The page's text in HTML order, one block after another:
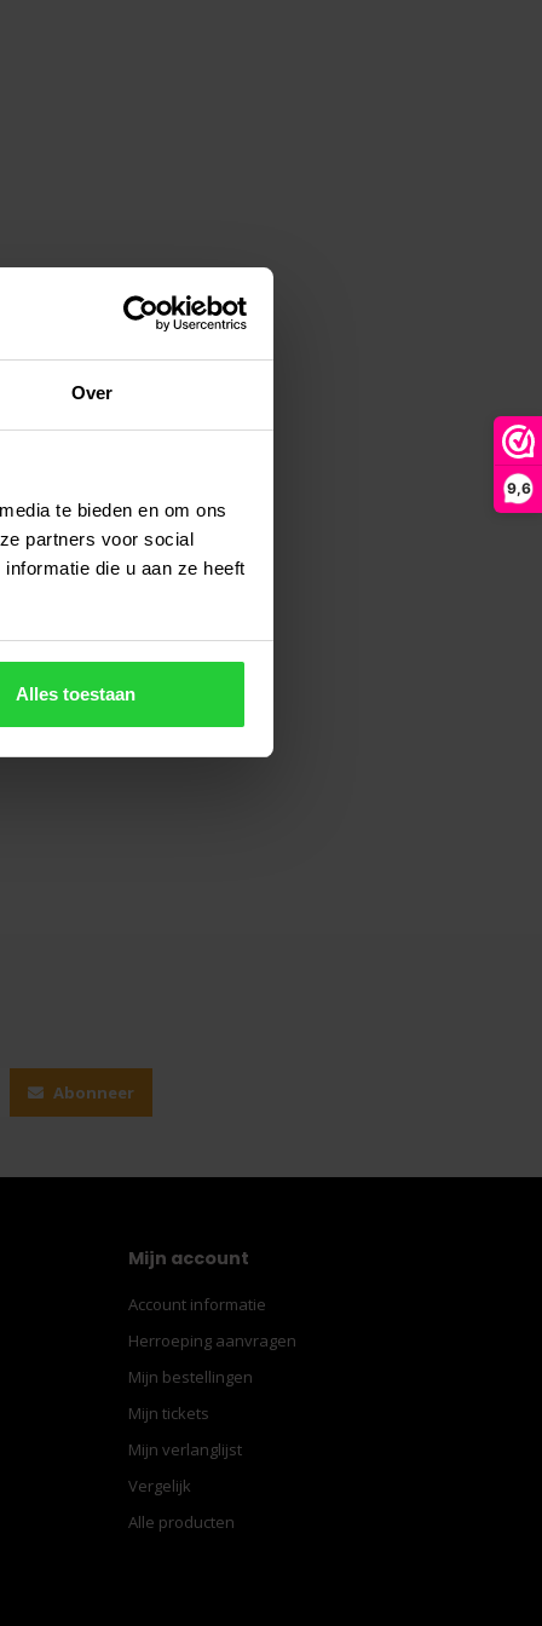
Over
te bieden en om ons
partners voor social
die u aan ze heeft
Alles toestaan
9,6
Abonneer
Mijn account
Account informatie
Herroeping aanvragen
Mijn bestellingen
Mijn tickets
Mijn verlanglijst
Vergelijk
Alle producten